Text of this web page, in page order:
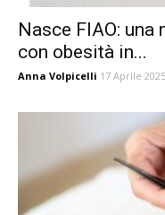
Nasce FIAO: una
con obesità in...
Anna Volpicelli 17 Aprile 2025